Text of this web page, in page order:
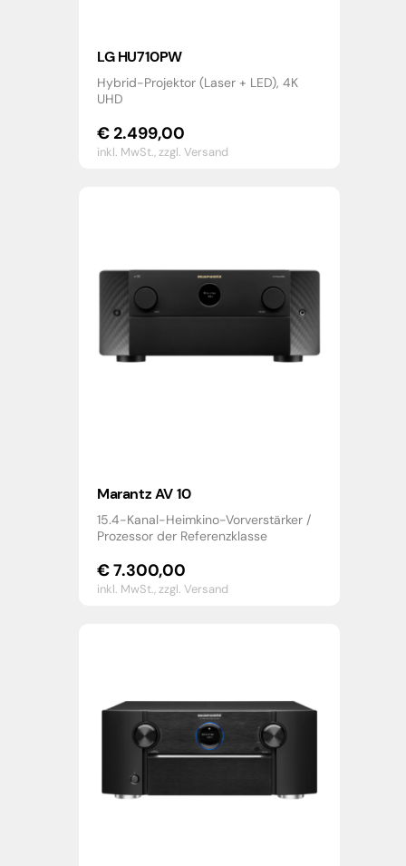
LG HU710PW
Hybrid-Projektor (Laser + LED), 4K
UHD
€2.499,00
inkl. MwSt.,zzgl. Versand
Marantz AV 10
15.4-Kanal-Heimkino-Vorverstärker /
Prozessor der Referenzklasse
€7.300,00
inkl. MwSt.,zzgl. Versand